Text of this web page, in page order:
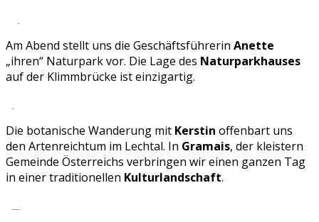
Am Abend stellt uns die Geschäftsführerin Anette
„ihren“ Naturpark vor. Die Lage des Naturparkhauses
auf der Klimmbrücke ist einzigartig.
Die botanische Wanderung mit Kerstin offenbart uns
den Artenreichtum im Lechtal. In Gramais, der kleistern
Gemeinde Österreichs verbringen wir einen ganzen Tag
in einer traditionellen Kulturlandschaft.